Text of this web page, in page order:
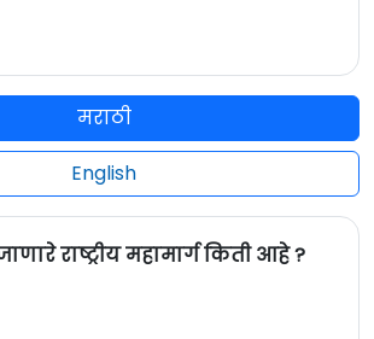
मराठी
English
राष्ट्रीय महामार्ग किती आहे ?